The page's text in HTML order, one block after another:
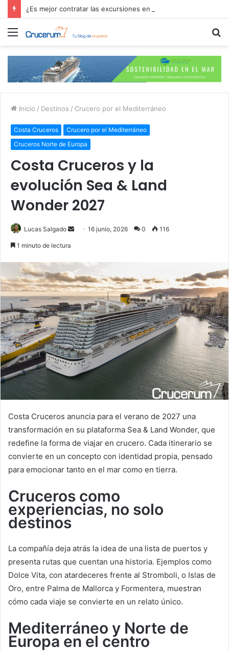
Menú
Inicio / Destinos / Crucero por el Mediterráneo
Costa Cruceros
Crucero por el Mediterráneo
Cruceros Norte de Europa
Costa Cruceros y la
evolución Sea & Land
Wonder 2027
Lucas Salgado
Send16 junio, 2026 0 116
1 minuto de lectura
Costa Cruceros anuncia para el verano de 2027 una
transformación en su plataforma Sea & Land Wonder, que
redefine la forma de viajar en crucero. Cada itinerario se
convierte en un concepto con identidad propia, pensado
para emocionar tanto en el mar como en tierra.
Cruceros como
experiencias, no solo
destinos
La compañía deja atrás la idea de una lista de puertos y
presenta rutas que cuentan una historia. Ejemplos como
Dolce Vita, con atardeceres frente al Stromboli, o Islas de
Oro, entre Palma de Mallorca y Formentera, muestran
cómo cada viaje se convierte en un relato único.
Mediterráneo y Norte de
Europa en el centro